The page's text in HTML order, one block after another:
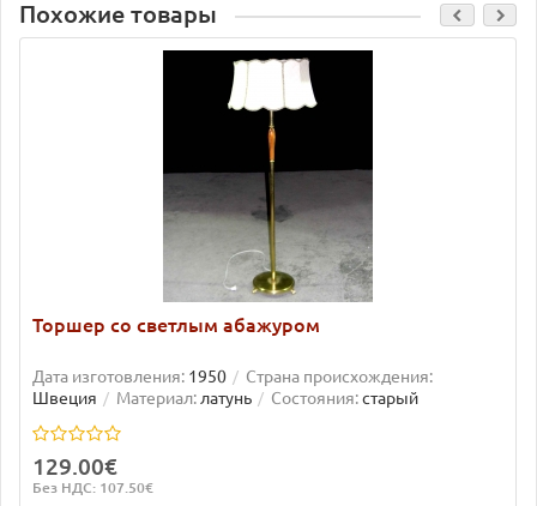
Похожие товары
Торшер со светлым абажуром
Дата изготовления: 1950
Страна происхождения:
Швеция
Материал:латунь Состояния:старый
129.00€
Без НДС: 107.50€